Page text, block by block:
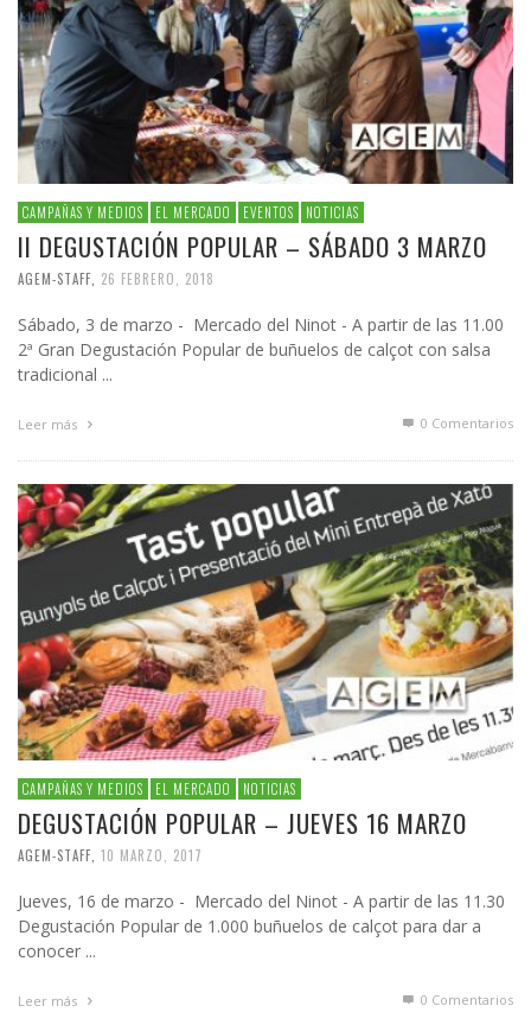
CAMPAÑAS Y MEDIOS EL MERCADO EVENTOS NOTICIAS
II DEGUSTACIÓN POPULAR – SÁBADO 3 MARZO
AGEM-STAFF 26 FEBRERO, 2018
Sábado, 3 de marzo - Mercado del Ninot - A partir de las 11.00
2ª Gran Degustación Popular de buñuelos de calçot con salsa
tradicional ...
Leer más 0 Comentarios
CAMPAÑAS Y MEDIOS EL MERCADO NOTICIAS
DEGUSTACIÓN POPULAR – JUEVES 16 MARZO
AGEM-STAFF 10 MARZO, 2017
Jueves, 16 de marzo - Mercado del Ninot - A partir de las 11.30
Degustación Popular de 1.000 buñuelos de calçot para dar a
conocer ...
Leer más 0 Comentarios